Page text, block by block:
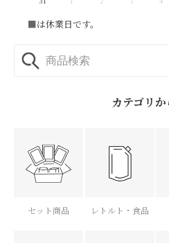
■は休業日です。
カテゴリ
セット商品 レトルト・食品